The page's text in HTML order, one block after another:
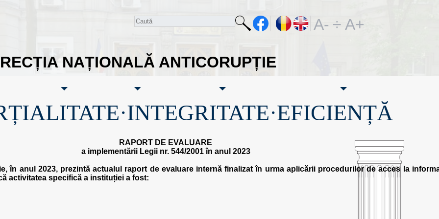
NAȚIONALĂ ANTICORUPȚIE
A- ÷ A+
RAPORT DE EVALUARE
a implementării Legii nr. 544/2001 în anul 2023
în anul 2023, prezintă actualul raport de evaluare internă finalizat în urma aplicării procedurilor de acces la
activitatea specifică a instituției a fost: